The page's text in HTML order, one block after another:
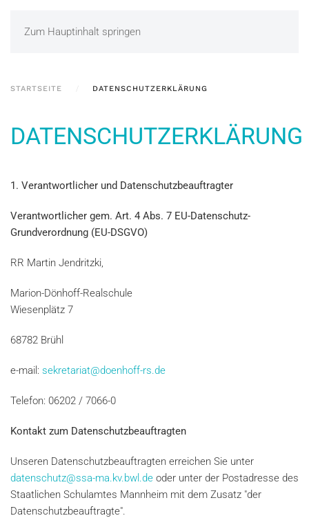
Zum Hauptinhalt springen
STARTSEITE DATENSCHUTZERKLÄRUNG
DATENSCHUTZERKLÄRUNG
1. Verantwortlicher und Datenschutzbeauftragter
Verantwortlicher gem. Art. 4 Abs. 7 EU-Datenschutz-
Grundverordnung (EU-DSGVO)
RR Martin Jendritzki,
Marion-Dönhoff-Realschule
Wiesenplätz 7
68782 Brühl
e-mail: sekretariat@doenhoff-rs.de
Telefon: 06202 / 7066-0
Kontakt zum Datenschutzbeauftragten
Unseren Datenschutzbeauftragten erreichen Sie unter
datenschutz@ssa-ma.kv.bwl.de oder unter der Postadresse des
Staatlichen Schulamtes Mannheim mit dem Zusatz "der
Datenschutzbeauftragte".